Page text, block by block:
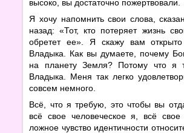
высоко, вы достаточно пожертвовали.
Я хочу напомнить свои слова,
назад: «Тот, кто потеряет жизнь
обретет ее». Я скажу вам
Владыка. Как вы думаете, почему
на планету Земля? Потому что я
Владыка. Меня так легко
совсем немного.
Всё, что я требую, это чтобы вы
всё свое человеческое я, всё
ложное чувство идентичности